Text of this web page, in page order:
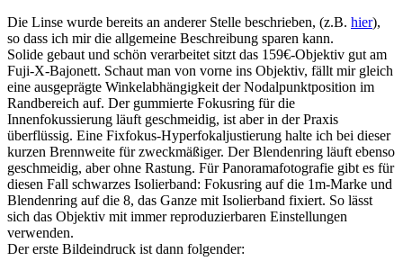
Die Linse wurde bereits an anderer Stelle beschrieben, (z.B. hier),
so dass ich mir die allgemeine Beschreibung sparen kann.
Solide gebaut und schön verarbeitet sitzt das 159€-Objektiv gut am
Fuji-X-Bajonett. Schaut man von vorne ins Objektiv, fällt mir gleich
eine ausgeprägte Winkelabhängigkeit der Nodalpunktposition im
Randbereich auf. Der gummierte Fokusring für die
Innenfokussierung läuft geschmeidig, ist aber in der Praxis
überflüssig. Eine Fixfokus-Hyperfokaljustierung halte ich bei dieser
kurzen Brennweite für zweckmäßiger. Der Blendenring läuft ebenso
geschmeidig, aber ohne Rastung. Für Panoramafotografie gibt es für
diesen Fall schwarzes Isolierband: Fokusring auf die 1m-Marke und
Blendenring auf die 8, das Ganze mit Isolierband fixiert. So lässt
sich das Objektiv mit immer reproduzierbaren Einstellungen
verwenden.
Der erste Bildeindruck ist dann folgender: